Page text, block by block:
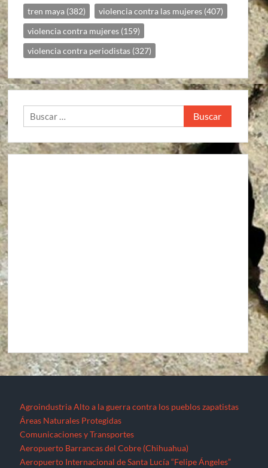
tren maya (382) violencia contra las mujeres (407)
violencia contra mujeres (159)
violencia contra periodistas (327)
Buscar:
Agroindustria Alto a la guerra contra los pueblos zapatistas
Áreas Naturales Protegidas
Comunicaciones y Transportes
Aeropuerto Barrancas del Cobre (Chihuahua)
Aeropuerto Internacional de Santa Lucía “Felipe Ángeles”